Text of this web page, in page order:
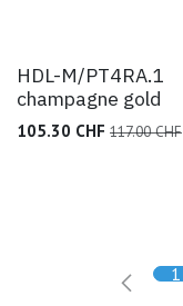
HDL-M/PT4RA.1
champagne gold
105.30 CHF 117.00CHF
1